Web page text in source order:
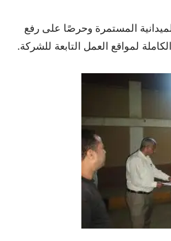
المستمرة وحرصًا على رفع
لمواقع العمل التابعة للشركة.